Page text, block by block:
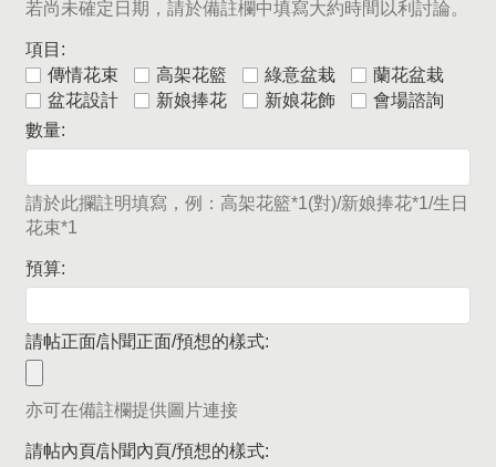
若尚未確定日期，請於備註欄中填寫大約時間以利討論。
項目:
傳情花束
高架花籃 綠意盆栽
蘭花盆栽
盆花設計
新娘捧花 新娘花飾
會場諮詢
數量:
請於此攔註明填寫，例：高架花籃*1(對)/新娘捧花*1/生日
花束*1
預算:
請帖正面/訃聞正面/預想的樣式:
亦可在備註欄提供圖片連接
請帖內頁/訃聞內頁/預想的樣式: